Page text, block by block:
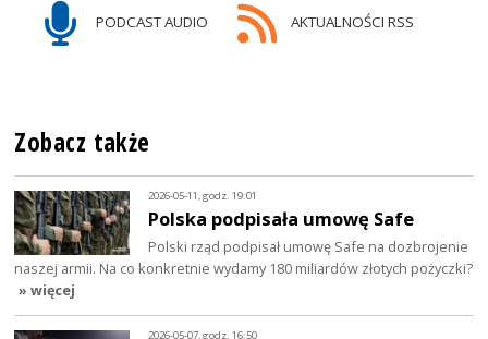
PODCAST AUDIO AKTUALNOŚCI RSS
Zobacz także
2026-05-11, godz. 19:01
Polska podpisała umowę Safe
Polski rząd podpisał umowę Safe na dozbrojenie
naszej armii. Na co konkretnie wydamy 180 miliardów złotych pożyczki?
» więcej
2026-05-07, godz. 16:50